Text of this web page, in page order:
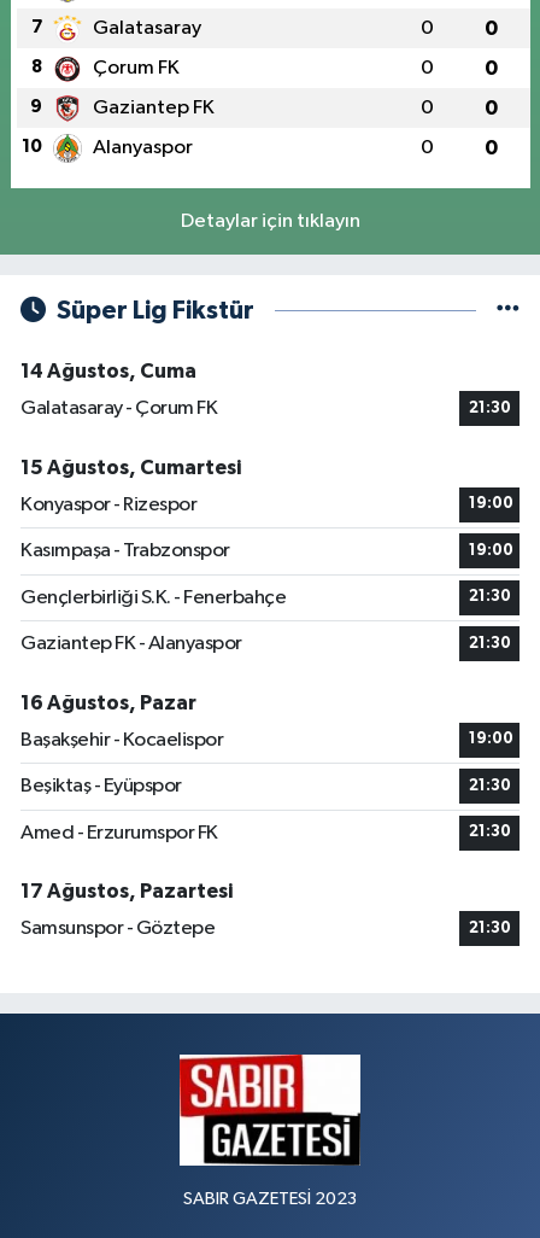
7 Galatasaray 0 0
8 Çorum FK 0 0
9 Gaziantep FK 0 0
10 Alanyaspor 0 0
Detaylar için tıklayın
Süper Lig Fikstür
14 Ağustos, Cuma
Galatasaray - Çorum FK
21:30
15 Ağustos, Cumartesi
Konyaspor - Rizespor
19:00
Kasımpaşa - Trabzonspor 19:00
Gençlerbirliği S.K. - Fenerbahçe 21:30
Gaziantep FK - Alanyaspor 21:30
16 Ağustos, Pazar
Başakşehir - Kocaelispor
19:00
Beşiktaş - Eyüpspor 21:30
Amed - Erzurumspor FK 21:30
17 Ağustos, Pazartesi
Samsunspor - Göztepe
21:30
SABIR GAZETESİ 2023